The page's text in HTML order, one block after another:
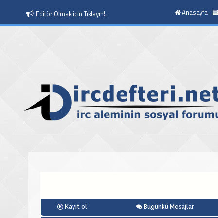
Editör Olmak icin Tıklayın!. Anasayfa
Kayıt ol Bugünkü Mesajlar